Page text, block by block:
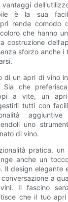
vantaggi
è la sua
rende
che hanno
costruzione
sforzo anche
di un apri di vino
Sia che
a vite, un
tutti con
uno
di vino.
pratica,
anche un
Il design elegante
a
Il fascino
che il tuo